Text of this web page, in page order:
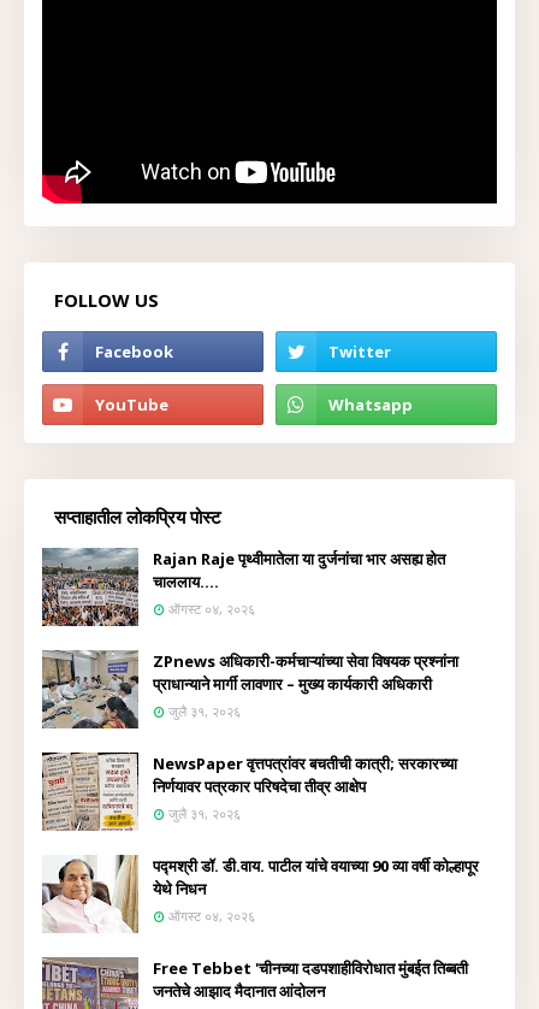
FOLLOW US
सप्ताहातील लोकप्रिय पोस्ट
Rajan Raje पृथ्वीमातेला या दुर्जनांचा भार असह्य होत
चाललाय....
ऑगस्ट ०४, २०२६
ZPnews अधिकारी-कर्मचाऱ्यांच्या सेवा विषयक प्रश्नांना
प्राधान्याने मार्गी लावणार – मुख्य कार्यकारी अधिकारी
जुलै ३१, २०२६
NewsPaper वृत्तपत्रांवर बचतीची कात्री; सरकारच्या
निर्णयावर पत्रकार परिषदेचा तीव्र आक्षेप
जुलै ३१, २०२६
पद्मश्री डॉ. डी.वाय. पाटील यांचे वयाच्या 90 व्या वर्षी कोल्हापूर
येथे निधन
ऑगस्ट ०४, २०२६
Free Tebbet 'चीनच्या दडपशाहीविरोधात मुंबईत तिब्बती
जनतेचे आझाद मैदानात आंदोलन